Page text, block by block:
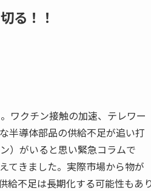
る！！
ワクチン接触の加速、テレワー
半導体部品の供給不足が追い打
）がいると思い緊急コラムで
てきました。実際市場から物が
給不足は長期化する可能性もあ